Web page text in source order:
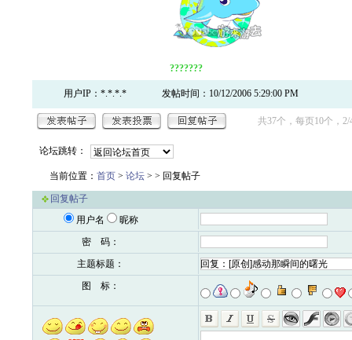
???????
用户IP：*.*.*.* 发帖时间：10/12/2006 5:29:00 PM
共37个，每页10个，2/
论坛跳转：
当前位置： 首页 > 论坛 > > 回复帖子
回复帖子
用户名
昵称
密 码：
主题标题：
图 标：